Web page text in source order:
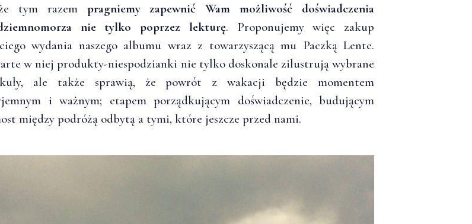
tym razem pragniemy zapewnić Wam możliwość doświadczenia
nie tylko poprzez lekturę. Proponujemy więc zakup
wydania naszego albumu wraz z towarzyszącą mu Paczką Lente.
w niej produkty-niespodzianki nie tylko doskonale zilustrują wybrane
ale także sprawią, że powrót z wakacji będzie momentem
i ważnym; etapem porządkującym doświadczenie, budującym
między podróżą odbytą a tymi, które jeszcze przed nami.